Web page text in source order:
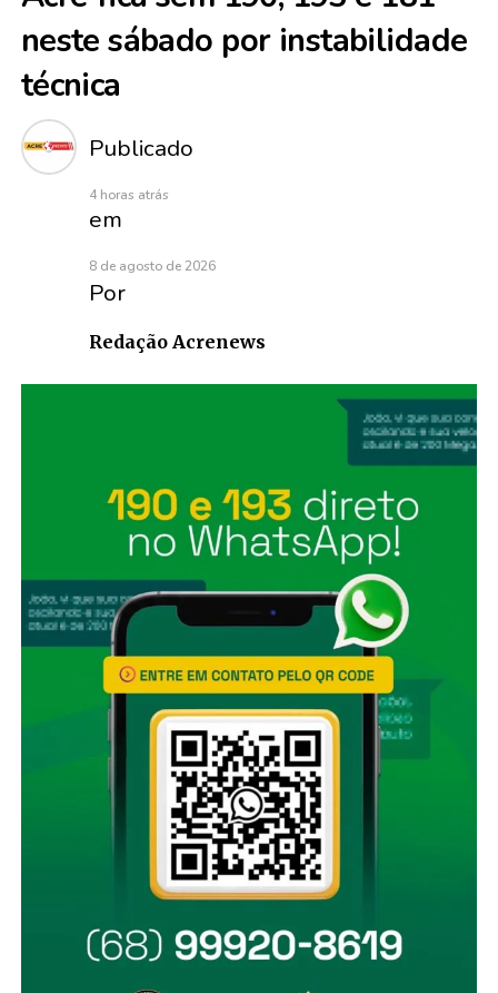
neste sábado por instabilidade
técnica
Publicado
4 horas atrás
em
8 de agosto de 2026
Por
Redação Acrenews